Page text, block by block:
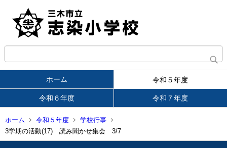
ホーム 令和５年度
令和６年度 令和７年度
ホーム 令和５年度
学校行事
3学期の活動(17) 読み聞かせ集会 3/7